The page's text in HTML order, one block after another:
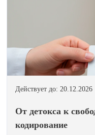
Действует до: 20.12.2026
От детокса к
кодирование